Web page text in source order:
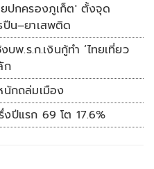
ปกครองภูเก็ต' ตั้งจุด
ปืน–ยาเสพติด
บพ.ร.ก.เงินกู้ทำ ‘ไทยเที่ยว
ก
กถล่มเมือง
ปีแรก 69 โต 17.6%